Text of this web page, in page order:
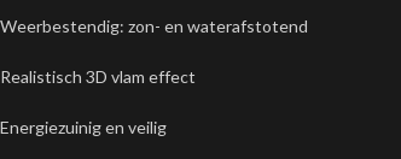
Weerbestendig: zon- en waterafstotend
Realistisch 3D vlam effect
Energiezuinig en veilig